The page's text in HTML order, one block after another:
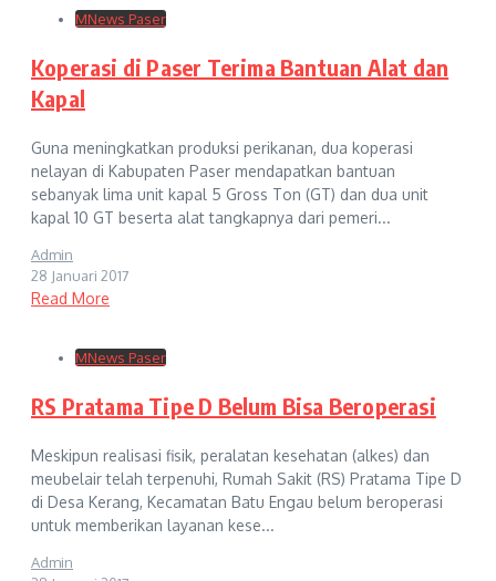
MNews Paser
Koperasi di Paser Terima Bantuan Alat dan
Kapal
Guna meningkatkan produksi perikanan, dua koperasi
nelayan di Kabupaten Paser mendapatkan bantuan
sebanyak lima unit kapal 5 Gross Ton (GT) dan dua unit
kapal 10 GT beserta alat tangkapnya dari pemeri...
Admin
28 Januari 2017
Read More
MNews Paser
RS Pratama Tipe D Belum Bisa Beroperasi
Meskipun realisasi fisik, peralatan kesehatan (alkes) dan
meubelair telah terpenuhi, Rumah Sakit (RS) Pratama Tipe D
di Desa Kerang, Kecamatan Batu Engau belum beroperasi
untuk memberikan layanan kese...
Admin